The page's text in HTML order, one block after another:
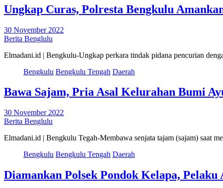
Ungkap Curas, Polresta Bengkulu
30 November 2022
Berita Benglulu
Elmadani.id | Bengkulu-Ungkap perkara tindak pidana pencurian
Bengkulu Bengkulu Tengah Daerah
Bawa Sajam, Pria Asal Kelurahan Bumi
30 November 2022
Berita Benglulu
Elmadani.id | Bengkulu Tegah-Membawa senjata tajam (sajam) saat
Bengkulu Bengkulu Tengah Daerah
Diamankan Polsek Pondok Kelapa,